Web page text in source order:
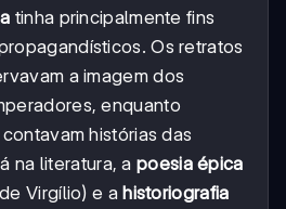
tinha principalmente fins
Os retratos
a imagem dos
enquanto
histórias das
na literatura, apoesia épica
Virgílio) e ahistoriografia